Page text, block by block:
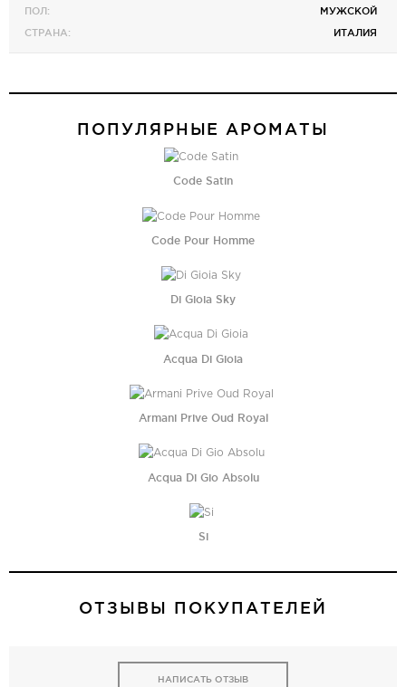
ПОЛ:
МУЖСКОЙ
СТРАНА:
ИТАЛИЯ
ПОПУЛЯРНЫЕ АРОМАТЫ
Code Satin
Code Pour Homme
Di Gioia Sky
Acqua Di Gioia
Armani Prive Oud Royal
Acqua Di Gio Absolu
Si
ОТЗЫВЫ ПОКУПАТЕЛЕЙ
НАПИСАТЬ ОТЗЫВ